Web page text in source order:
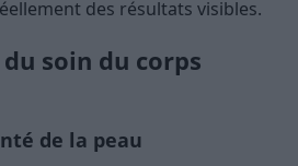
des résultats visibles.
soin du corps
de la peau